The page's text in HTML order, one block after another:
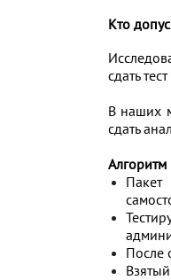
Кто
сдать
В наших
сдать
Алгоритм
Пакет
После